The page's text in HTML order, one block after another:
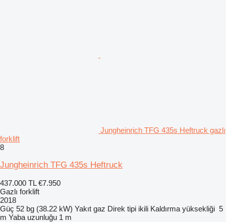
Jungheinrich TFG 435s Heftruck gazlı
forklift
8
Jungheinrich TFG 435s Heftruck
437.000 TL €7.950
Gazlı forklift
2018
Güç 52 bg (38.22 kW) Yakıt gaz Direk tipi ikili Kaldırma yüksekliği 5
m Yaba uzunluğu 1 m